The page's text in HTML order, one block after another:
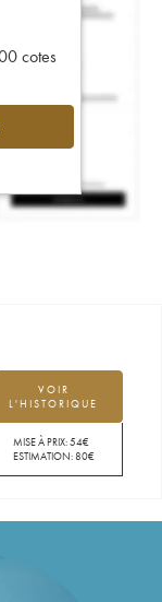
cotes
VOIR
L'HISTORIQUE
MISE À PRIX:54€
ESTIMATION:80€